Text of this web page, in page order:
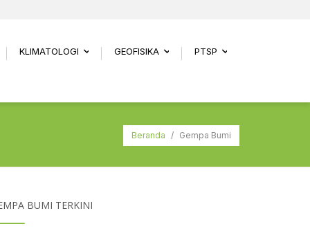
KLIMATOLOGI GEOFISIKA PTSP
Beranda / Gempa Bumi
BUMI TERKINI